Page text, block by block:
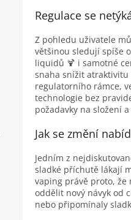
Regulace se
Z pohledu uživatele
většinou sledují spíše
liquidů 🍹 i samotné
snaha snížit
regulatorního rámce,
technologie bez
požadavky na složení
Jak se změní
Jedním z
sladké příchutě lákají
vaping právě proto, že
oddělit nový návyk od
nebo připomínaly